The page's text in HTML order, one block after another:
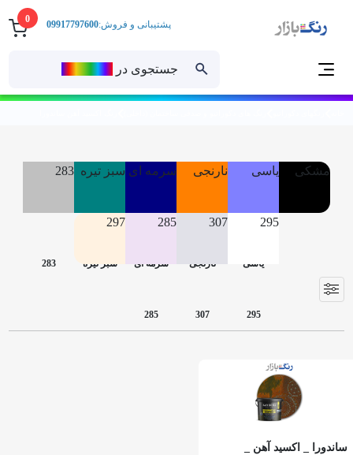
0
جستجوی در
پشتیبانی و فروش:09917797600
مشکی یاسی نارنجی سرمه ای سبز تیره 283
295
307
285
297
ساندورا _ اكسيد آهن _